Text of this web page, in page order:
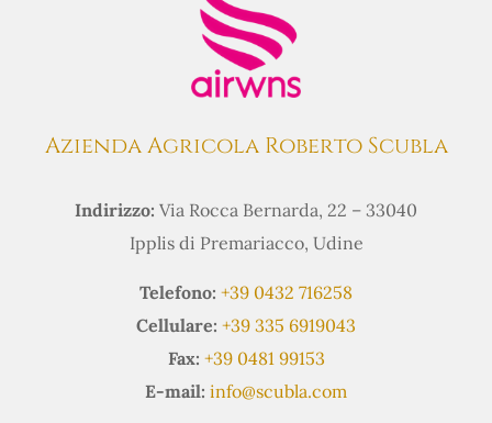
Azienda Agricola Roberto Scubla
Indirizzo: Via Rocca Bernarda, 22 – 33040
Ipplis di Premariacco, Udine
Telefono: +39 0432 716258
Cellulare: +39 335 6919043
Fax: +39 0481 99153
E-mail: info@scubla.com